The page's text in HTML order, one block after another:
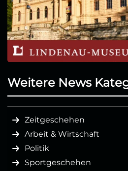
Weitere News
Zeitgeschehen
Arbeit & Wirtschaft
Politik
Sportgeschehen